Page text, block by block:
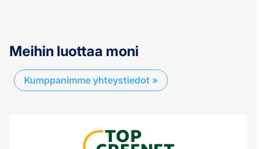
Meihin luottaa moni
Kumppanimme yhteystiedot »